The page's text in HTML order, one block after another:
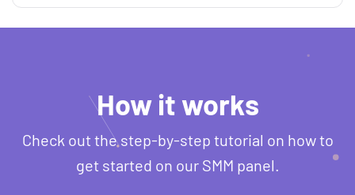
How it works
Check out the step-by-step tutorial on how to
get started on our SMM panel.